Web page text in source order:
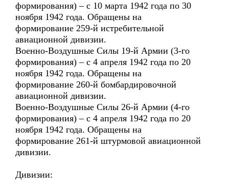
формирования) – с 10 марта 1942 года по 30
ноября 1942 года. Обращены на
формирование 259-й истребительной
авиационной дивизии.
Военно-Воздушные Силы 19-й Армии (3-го
формирования) – с 4 апреля 1942 года по 20
ноября 1942 года. Обращены на
формирование 260-й бомбардировочной
авиационной дивизии.
Военно-Воздушные Силы 26-й Армии (4-го
формирования) – с 4 апреля 1942 года по 20
ноября 1942 года. Обращены на
формирование 261-й штурмовой авиационной
дивизии.
Дивизии: